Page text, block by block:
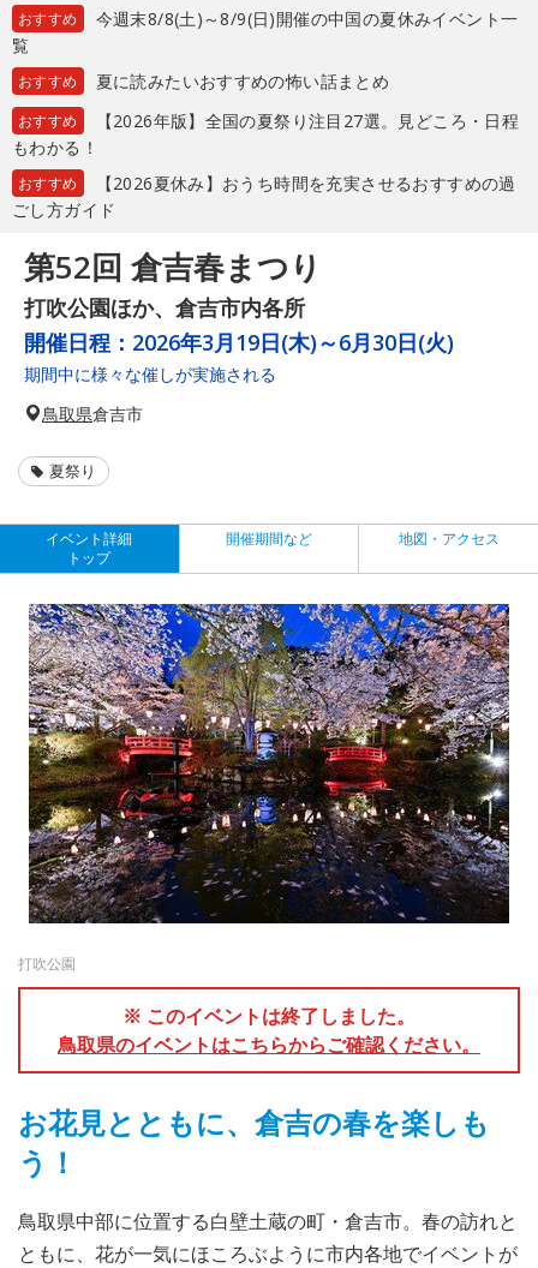
おすすめ
今週末8/8(土)～8/9(日)開催の中国の夏休みイベント一
覧
おすすめ 夏に読みたいおすすめの怖い話まとめ
おすすめ
【2026年版】全国の夏祭り注目27選。見どころ・日程
もわかる！
おすすめ
【2026夏休み】おうち時間を充実させるおすすめの過
ごし方ガイド
第52回 倉吉春まつり
打吹公園ほか、倉吉市内各所
開催日程： 2026年3月19日(木)～6月30日(火)
期間中に様々な催しが実施される
鳥取県倉吉市
夏祭り
イベント詳細
トップ
開催期間など 地図・アクセス
打吹公園
※ このイベントは終了しました。
鳥取県のイベントはこちらからご確認ください。
お花見とともに、倉吉の春を楽しも
う！
鳥取県中部に位置する白壁土蔵の町・倉吉市。春の訪れと
ともに、花が一気にほころぶように市内各地でイベントが